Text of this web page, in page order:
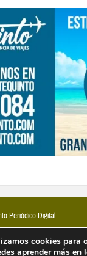
Periódico Digital
cookies para
aprender más en